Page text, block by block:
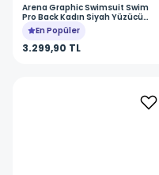
ArenaGraphic Swimsuit Swim
Pro Back Kadın Siyah Yüzücü
Mayo 011182580
En Popüler
3.299,90 TL